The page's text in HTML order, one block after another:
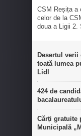
CSM Reșița a
celor de la
doua a Ligii 2.
Desertul verii
toată lumea
Lidl
424 de
Cărți gratuite
Municipală